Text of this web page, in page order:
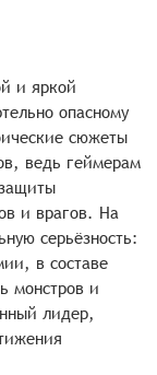
и яркой
опасному
сюжеты
ведь геймерам
и врагов. На
серьёзность:
в составе
монстров и
лидер,